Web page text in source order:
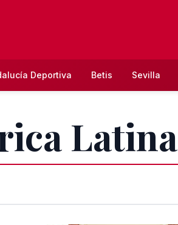
Deportiva Betis Sevilla
Latina